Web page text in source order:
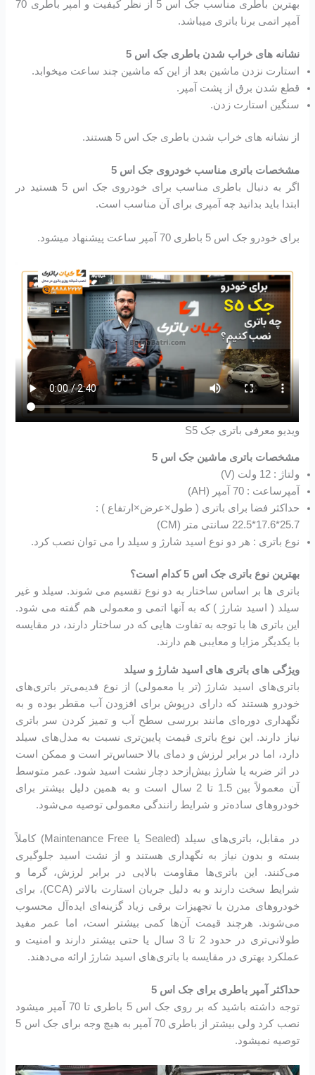
بهترین باطری مناسب جک اس 5 از نظر کیفیت و آمپر باطری 70
آمپر اتمی برنا باتری میباشد.
نشانه های خراب شدن باطری جک اس 5
استارت نزدن ماشین بعد از این که ماشین چند ساعت میخوابد.
قطع شدن برق از پشت آمپر.
سنگین استارت زدن.
از نشانه های خراب شدن باطری جک اس 5 هستند.
مشخصات باتری مناسب خودروی جک اس 5
اگر به دنبال باطری مناسب برای خودروی جک اس 5 هستید در
ابتدا باید بدانید چه آمپری برای آن مناسب است.
برای خودرو جک اس 5 باطری 70 آمپر ساعت پیشنهاد میشود.
ویدیو معرفی باتری جک S5
مشخصات باتری ماشین جک اس 5
ولتاژ : 12 ولت (V)
آمپرساعت : 70 آمپر (AH)
حداکثر فضا برای باتری ( طول×عرض×ارتفاع ) :
25.7*17.6*22.5 سانتی متر (CM)
نوع باتری : هر دو نوع اسید شارژ و سیلد را می توان نصب کرد.
بهترین نوع باتری جک اس 5 کدام است؟
باتری ها بر اساس ساختار به دو نوع تقسیم می شوند. سیلد و غیر
سیلد ( اسید شارژ ) که به آنها اتمی و معمولی هم گفته می شود.
این باتری ها با توجه به تفاوت هایی که در ساختار دارند، در مقایسه
با یکدیگر مزایا و معایبی هم دارند.
ویژگی های باتری های اسید شارژ و سیلد
باتری‌های اسید شارژ (تر یا معمولی) از نوع قدیمی‌تر باتری‌های
خودرو هستند که دارای درپوش برای افزودن آب مقطر بوده و به
نگهداری دوره‌ای مانند بررسی سطح آب و تمیز کردن سر باتری
نیاز دارند. این نوع باتری قیمت پایین‌تری نسبت به مدل‌های سیلد
دارد، اما در برابر لرزش و دمای بالا حساس‌تر است و ممکن است
در اثر ضربه یا شارژ بیش‌ازحد دچار نشت اسید شود. عمر متوسط
آن معمولاً بین 1.5 تا 2 سال است و به همین دلیل بیشتر برای
خودروهای ساده‌تر و شرایط رانندگی معمولی توصیه می‌شود.
در مقابل، باتری‌های سیلد (Sealed یا Maintenance Free) کاملاً
بسته و بدون نیاز به نگهداری هستند و از نشت اسید جلوگیری
می‌کنند. این باتری‌ها مقاومت بالایی در برابر لرزش، گرما و
شرایط سخت دارند و به دلیل جریان استارت بالاتر (CCA)، برای
خودروهای مدرن با تجهیزات برقی زیاد گزینه‌ای ایده‌آل محسوب
می‌شوند. هرچند قیمت آن‌ها کمی بیشتر است، اما عمر مفید
طولانی‌تری در حدود 2 تا 3 سال یا حتی بیشتر دارند و امنیت و
عملکرد بهتری در مقایسه با باتری‌های اسید شارژ ارائه می‌دهند.
حداکثر آمپر باطری برای جک اس 5
توجه داشته باشید که بر روی جک اس 5 باطری تا 70 آمپر میشود
نصب کرد ولی بیشتر از باطری 70 آمپر به هیچ وجه برای جک اس 5
توصیه نمیشود.